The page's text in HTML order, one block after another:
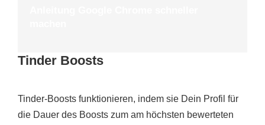
Tinder Boosts
Tinder-Boosts funktionieren, indem sie Dein Profil für
die Dauer des Boosts zum am höchsten bewerteten